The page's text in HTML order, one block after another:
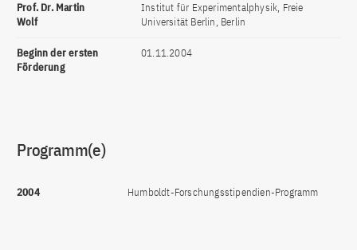
Prof. Dr. Martin
Wolf
Institut für Experimentalphysik, Freie
Universität Berlin, Berlin
Beginn der ersten
Förderung
01.11.2004
Programm(e)
2004 Humboldt-Forschungsstipendien-Programm